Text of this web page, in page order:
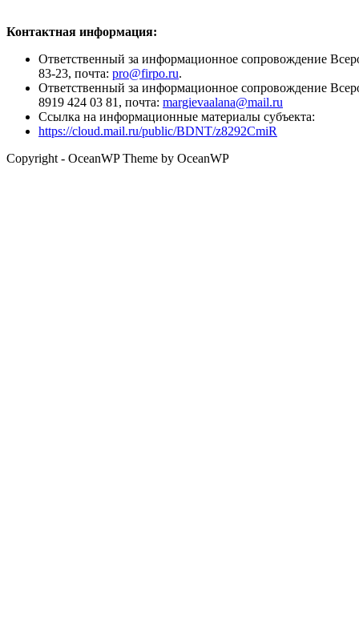
Контактная информация:
Ответственный за информационное сопровождение
83-23, почта: pro@firpo.ru.
Ответственный за информационное сопровождение
8919 424 03 81, почта: margievaalana@mail.ru
Ссылка на информационные материалы субъекта:
https://cloud.mail.ru/public/BDNT/z8292CmiR
Copyright - OceanWP Theme by OceanWP